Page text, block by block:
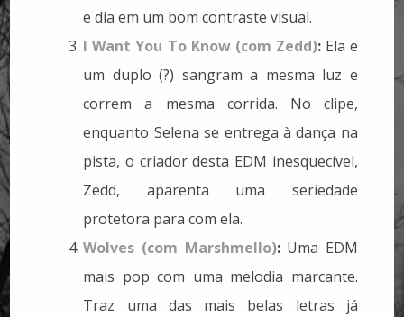
e dia em um bom contraste visual.
I Want You To Know (com Zedd):Ela e
um duplo (?) sangram a mesma luz e
correm a mesma corrida. No clipe,
enquanto Selena se entrega à dança na
pista, o criador desta EDM inesquecível,
Zedd, aparenta uma seriedade
protetora para com ela.
Wolves (com Marshmello):Uma EDM
mais pop com uma melodia marcante.
Traz uma das mais belas letras já